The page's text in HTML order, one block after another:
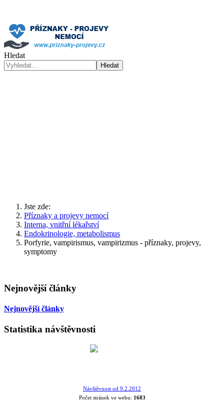
Hledat
Hledat
Jste zde:
Příznaky a projevy nemocí
Interna, vnitřní lékařství
Endokrinologie, metabolismus
Porfyrie, vampirismus, vampirizmus - příznaky, projevy,
symptomy
Nejnovější články
Nejnovější články
Statistika návštěvnosti
Návštěvnost od 9.2.2012
Počet stránek ve webu: 1683